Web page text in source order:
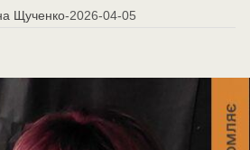
Щученко-2026-04-05